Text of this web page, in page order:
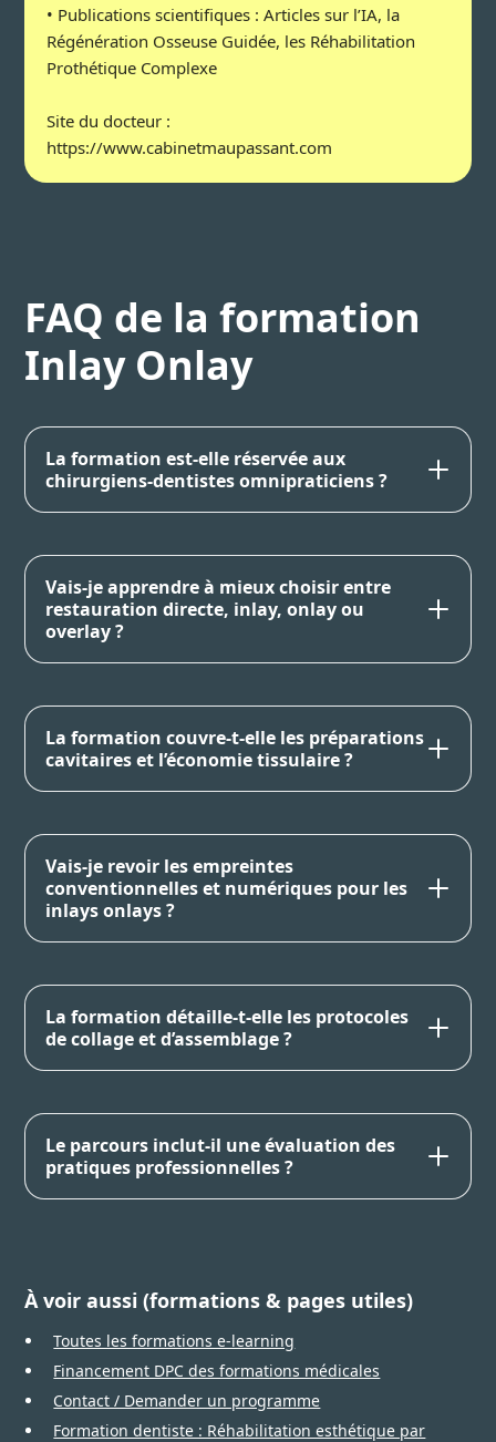
• Publications scientifiques : Articles sur l’IA, la
Régénération Osseuse Guidée, les Réhabilitation
Prothétique Complexe
Site du docteur :
https://www.cabinetmaupassant.com
FAQ de la formation
Inlay Onlay
La formation est-elle réservée aux
chirurgiens-dentistes omnipraticiens ?
Vais-je apprendre à mieux choisir entre
restauration directe, inlay, onlay ou
overlay ?
La formation couvre-t-elle les préparations
cavitaires et l’économie tissulaire ?
Vais-je revoir les empreintes
conventionnelles et numériques pour les
inlays onlays ?
La formation détaille-t-elle les protocoles
de collage et d’assemblage ?
Le parcours inclut-il une évaluation des
pratiques professionnelles ?
À voir aussi (formations & pages utiles)
Toutes les formations e-learning
Financement DPC des formations médicales
Contact / Demander un programme
Formation dentiste : Réhabilitation esthétique par